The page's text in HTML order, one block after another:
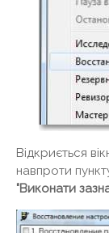
Відкриється
навпроти
"Виконати